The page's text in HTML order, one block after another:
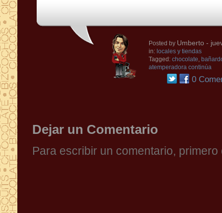
Posted by Umberto -
in: locales y tiendas
Tagged: chocolate,
atemperadora continúa
0
Dejar un Comentario
Para escribir un comentario,